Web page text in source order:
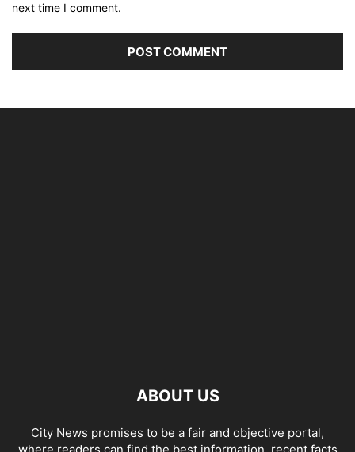
next time I comment.
ABOUT US
City News promises to be a fair and objective portal,